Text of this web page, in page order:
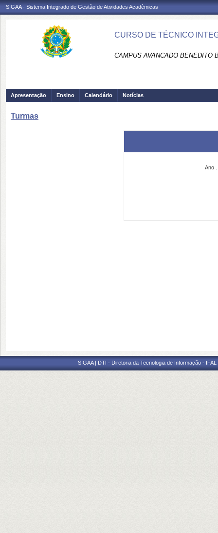
SIGAA - Sistema Integrado de Gestão de Atividades Acadêmicas
CURSO DE TÉCNICO
CAMPUS AVANCADO BENEDITO
Apresentação Ensino Calendário Notícias
Turmas
Ano
SIGAA | DTI - Diretoria da Tecnologia de Informação -